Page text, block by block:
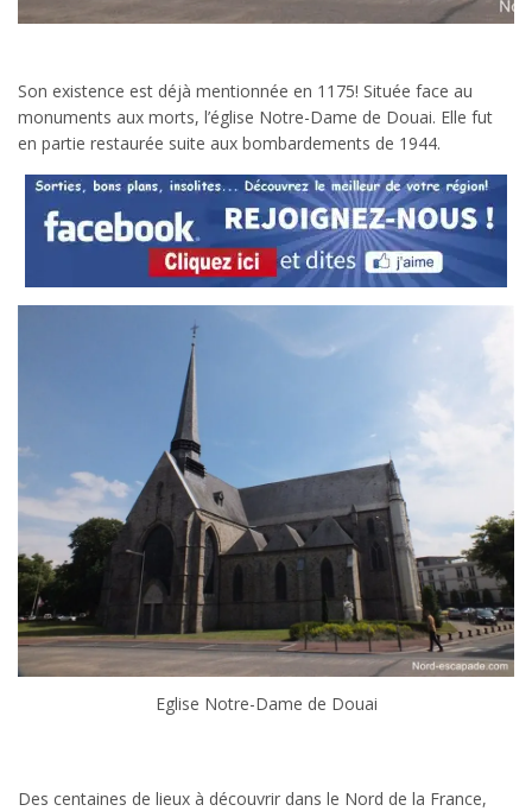
Son existence est déjà mentionnée en 1175! Située face au
monuments aux morts, l’église Notre-Dame de Douai. Elle fut
en partie restaurée suite aux bombardements de 1944.
Eglise Notre-Dame de Douai
Des centaines de lieux à découvrir dans le Nord de la France,